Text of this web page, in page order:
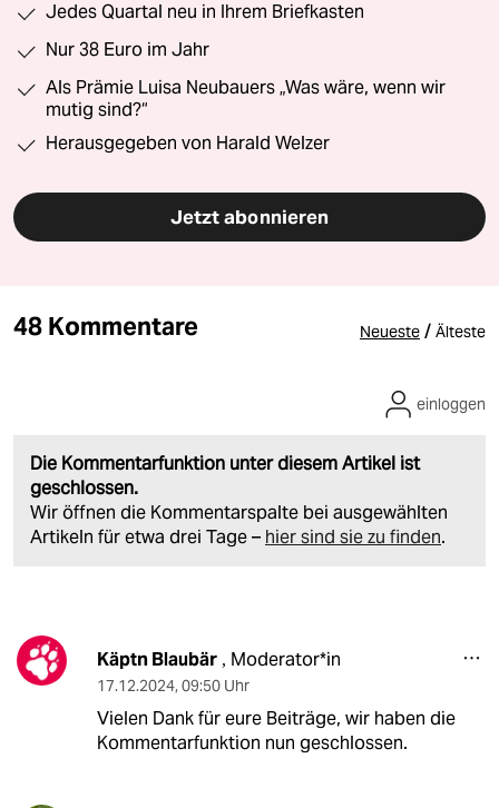
Jedes Quartal neu in Ihrem Briefkasten
Nur 38 Euro im Jahr
Als Prämie Luisa Neubauers „Was wäre, wenn wir
mutig sind?“
Herausgegeben von Harald Welzer
Jetzt abonnieren
48 Kommentare Neueste / Älteste
Die Kommentarfunktion unter diesem Artikel ist
geschlossen.
Wir öffnen die Kommentarspalte bei ausgewählten
Artikeln für etwa drei Tage – hier sind sie zu finden.
einloggen
Käptn Blaubär, Moderator*in
17.12.2024, 09:50 Uhr
Vielen Dank für eure Beiträge, wir haben die
Kommentarfunktion nun geschlossen.